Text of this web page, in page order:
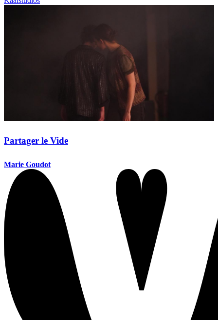
Partager le Vide
Marie Goudot